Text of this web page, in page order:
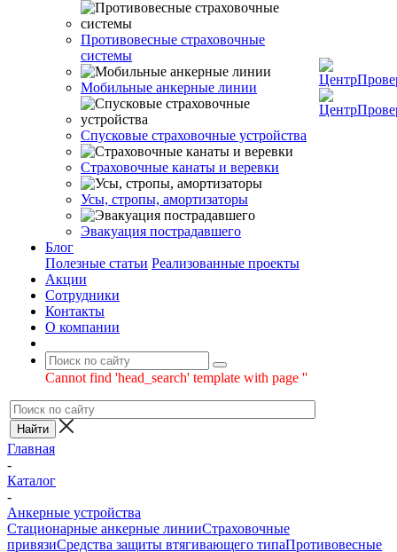
Противовесные страховочные
системы
Мобильные анкерные линии
Спусковые страховочные устройства
Страховочные канаты и веревки
Усы, стропы, амортизаторы
Эвакуация пострадавшего
Блог
Полезные статьи Реализованные проекты
Акции
Сотрудники
Контакты
О компании
Cannot find 'head_search' template with page ''
Главная
-
Каталог
-
Анкерные устройства
Стационарные анкерные линииСтраховочные
привязиСредства защиты втягивающего типаПротивовесные